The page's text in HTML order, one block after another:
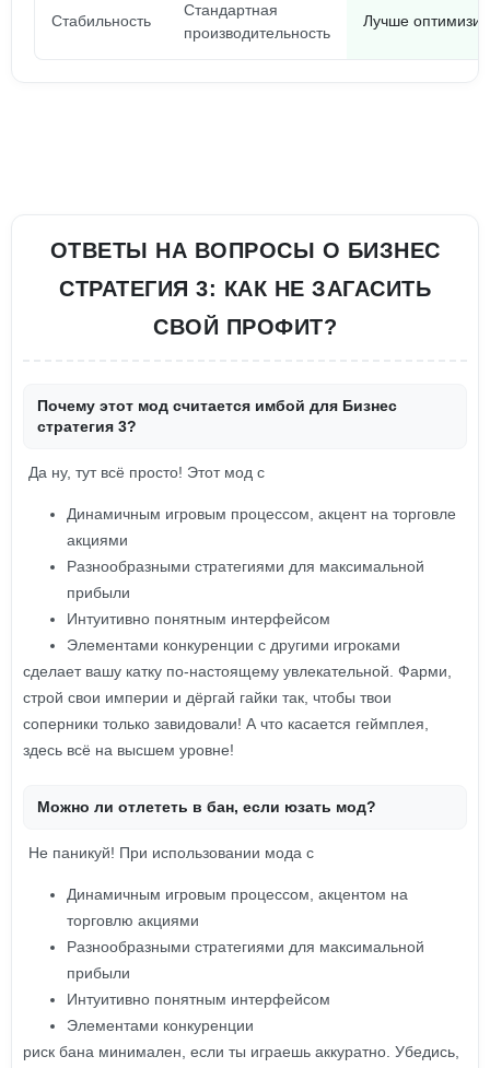
Стабильность
Стандартная
производительность
Лучше
ОТВЕТЫ НА ВОПРОСЫ О БИЗНЕС
СТРАТЕГИЯ 3: КАК НЕ ЗАГАСИТЬ
СВОЙ ПРОФИТ?
Почему этот мод считается имбой для Бизнес
стратегия 3?
Да ну, тут всё просто! Этот мод с
Динамичным игровым процессом, акцент на торговле
акциями
Разнообразными стратегиями для максимальной
прибыли
Интуитивно понятным интерфейсом
Элементами конкуренции с другими игроками
сделает вашу катку по-настоящему увлекательной. Фарми,
строй свои империи и дёргай гайки так, чтобы твои
соперники только завидовали! А что касается геймплея,
здесь всё на высшем уровне!
Можно ли отлететь в бан, если юзать мод?
Не паникуй! При использовании мода с
Динамичным игровым процессом, акцентом на
торговлю акциями
Разнообразными стратегиями для максимальной
прибыли
Интуитивно понятным интерфейсом
Элементами конкуренции
риск бана минимален, если ты играешь аккуратно. Убедись,